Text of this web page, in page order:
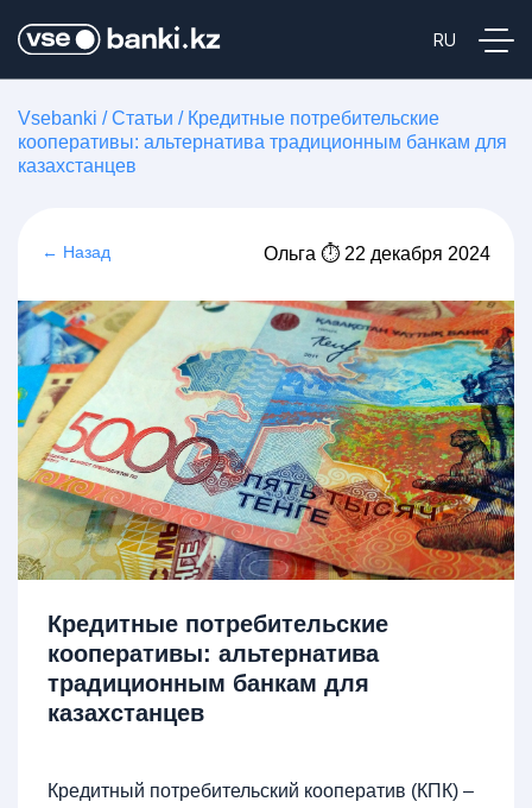
Vsebanki /Статьи / Кредитные потребительские
кооперативы: альтернатива традиционным банкам для
казахстанцев
← Назад Ольга ⏱ 22 декабря 2024
Кредитные потребительские
кооперативы: альтернатива
традиционным банкам для
казахстанцев
Кредитный потребительский кооператив (КПК) –